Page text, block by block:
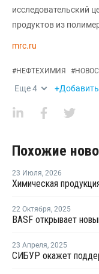
исследовательский
продуктов из
mrc.ru
#НЕФТЕХИМИЯ #
Еще4 +Добавить
Похожие
23 Июля, 2026
Химическая
22 Октября, 2025
23 Апреля, 2025